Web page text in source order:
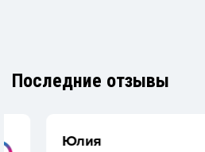
Последние отзывы
Юлия